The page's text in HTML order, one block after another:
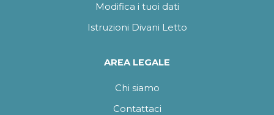
Modifica i tuoi dati
Istruzioni Divani Letto
AREA LEGALE
Chi siamo
Contattaci